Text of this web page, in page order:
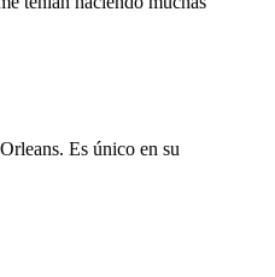
Es único en su